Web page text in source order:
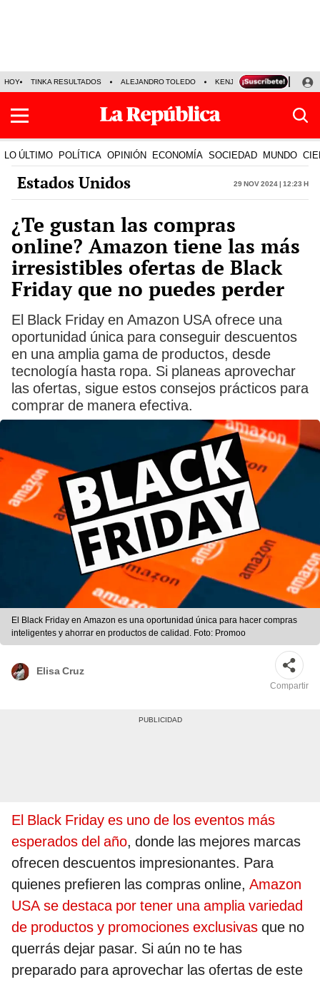
HOY TINKA RESULTADOS ALEJANDRO TOLEDO KENJI FUJIMORI
LO ÚLTIMO POLÍTICA OPINIÓN ECONOMÍA SOCIEDAD MUNDO
Estados Unidos 29 Nov 2024 | 12:23 h
¿Te gustan las compras
online? Amazon tiene las más
irresistibles ofertas de Black
Friday que no puedes perder
El Black Friday en Amazon USA ofrece una
oportunidad única para conseguir descuentos
en una amplia gama de productos, desde
tecnología hasta ropa. Si planeas aprovechar
las ofertas, sigue estos consejos prácticos para
comprar de manera efectiva.
El Black Friday en Amazon es una oportunidad única para hacer compras
inteligentes y ahorrar en productos de calidad. Foto: Promoo
Elisa Cruz
Compartir
El Black Friday es uno de los eventos más
esperados del año, donde las mejores marcas
ofrecen descuentos impresionantes. Para
quienes prefieren las compras online, Amazon
USA se destaca por tener una amplia variedad
de productos y promociones exclusivas que no
querrás dejar pasar. Si aún no te has
preparado para aprovechar las ofertas de este